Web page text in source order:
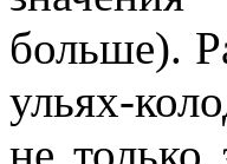
больше).
ульях-
не только